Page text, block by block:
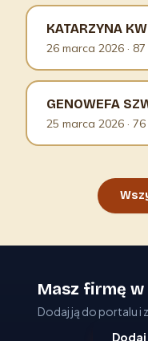
KATARZYNA
26 marca 2026 ·
GENOWEFA
25 marca 2026 ·
Masz firmę
Dodaj ją do portalu i